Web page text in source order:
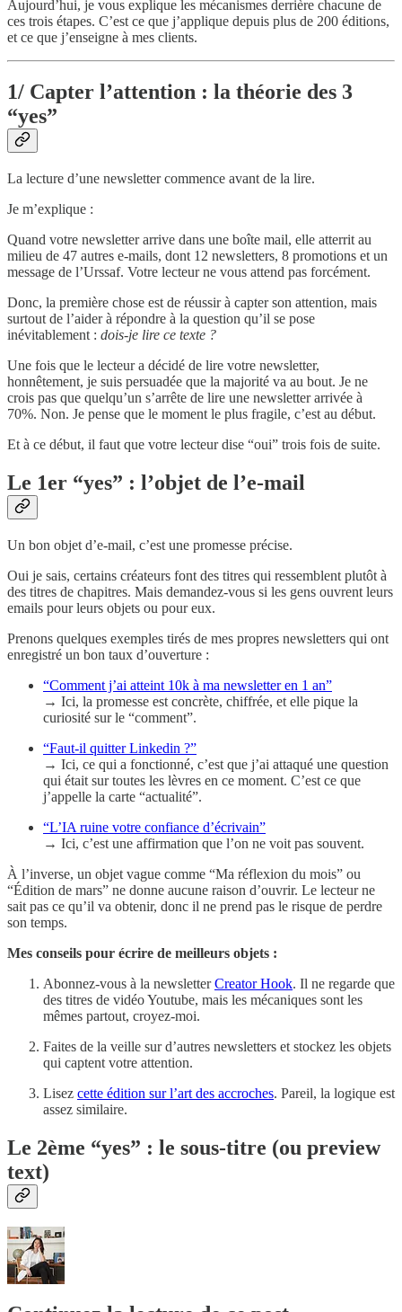
Aujourd’hui, je vous explique les mécanismes derrière chacune de
ces trois étapes. C’est ce que j’applique depuis plus de 200 éditions,
et ce que j’enseigne à mes clients.
1/ Capter l’attention : la théorie des 3
“yes”
La lecture d’une newsletter commence avant de la lire.
Je m’explique :
Quand votre newsletter arrive dans une boîte mail, elle atterrit au
milieu de 47 autres e-mails, dont 12 newsletters, 8 promotions et un
message de l’Urssaf. Votre lecteur ne vous attend pas forcément.
Donc, la première chose est de réussir à capter son attention, mais
surtout de l’aider à répondre à la question qu’il se pose
inévitablement : dois-je lire ce texte ?
Une fois que le lecteur a décidé de lire votre newsletter,
honnêtement, je suis persuadée que la majorité va au bout. Je ne
crois pas que quelqu’un s’arrête de lire une newsletter arrivée à
70%. Non. Je pense que le moment le plus fragile, c’est au début.
Et à ce début, il faut que votre lecteur dise “oui” trois fois de suite.
Le 1er “yes” : l’objet de l’e-mail
Un bon objet d’e-mail, c’est une promesse précise.
Oui je sais, certains créateurs font des titres qui ressemblent plutôt à
des titres de chapitres. Mais demandez-vous si les gens ouvrent leurs
emails pour leurs objets ou pour eux.
Prenons quelques exemples tirés de mes propres newsletters qui ont
enregistré un bon taux d’ouverture :
“Comment j’ai atteint 10k à ma newsletter en 1 an”
→ Ici, la promesse est concrète, chiffrée, et elle pique la
curiosité sur le “comment”.
“Faut-il quitter Linkedin ?”
→ Ici, ce qui a fonctionné, c’est que j’ai attaqué une question
qui était sur toutes les lèvres en ce moment. C’est ce que
j’appelle la carte “actualité”.
“L’IA ruine votre confiance d’écrivain”
→ Ici, c’est une affirmation que l’on ne voit pas souvent.
À l’inverse, un objet vague comme “Ma réflexion du mois” ou
“Édition de mars” ne donne aucune raison d’ouvrir. Le lecteur ne
sait pas ce qu’il va obtenir, donc il ne prend pas le risque de perdre
son temps.
Mes conseils pour écrire de meilleurs objets :
Abonnez-vous à la newsletterCreator Hook. Il ne regarde que
des titres de vidéo Youtube, mais les mécaniques sont les
mêmes partout, croyez-moi.
Faites de la veille sur d’autres newsletters et stockez les objets
qui captent votre attention.
Lisez cette édition sur l’art des accroches. Pareil, la logique est
assez similaire.
Le 2ème “yes” : le sous-titre (ou preview
text)